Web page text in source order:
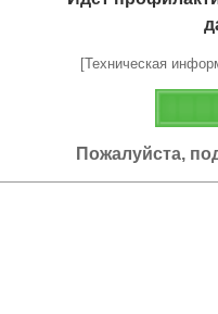
[Техническая
Пожалуйста,